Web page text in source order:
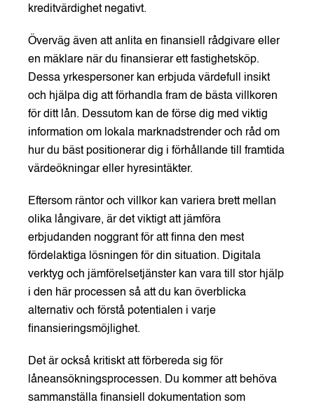
kreditvärdighet negativt.
Överväg även att anlita en finansiell rådgivare eller
en mäklare när du finansierar ett fastighetsköp.
Dessa yrkespersoner kan erbjuda värdefull insikt
och hjälpa dig att förhandla fram de bästa villkoren
för ditt lån. Dessutom kan de förse dig med viktig
information om lokala marknadstrender och råd om
hur du bäst positionerar dig i förhållande till framtida
värdeökningar eller hyresintäkter.
Eftersom räntor och villkor kan variera brett mellan
olika långivare, är det viktigt att jämföra
erbjudanden noggrant för att finna den mest
fördelaktiga lösningen för din situation. Digitala
verktyg och jämförelsetjänster kan vara till stor hjälp
i den här processen så att du kan överblicka
alternativ och förstå potentialen i varje
finansieringsmöjlighet.
Det är också kritiskt att förbereda sig för
låneansökningsprocessen. Du kommer att behöva
sammanställa finansiell dokumentation som